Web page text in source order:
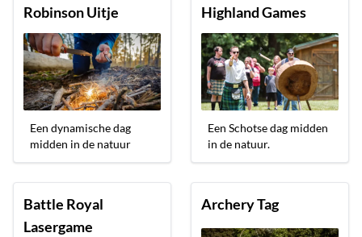
Robinson Uitje
Een dynamische dag
midden in de natuur
Highland Games
Een Schotse dag midden
in de natuur.
Battle Royal
Lasergame
Archery Tag